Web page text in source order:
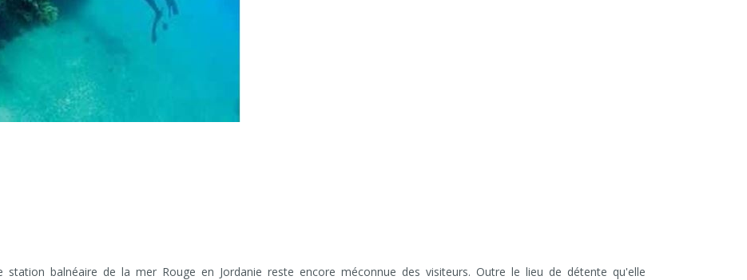
station balnéaire de la mer Rouge en Jordanie reste encore méconnue des visiteurs. Outre le lieu de détente qu'elle